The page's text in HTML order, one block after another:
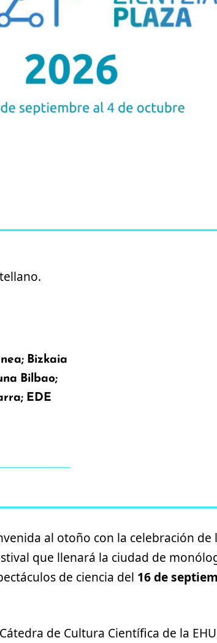
Bizkaia
Bilbao;
EDE
al otoño con la celebración de
que llenará la ciudad de
de ciencia del 16 de
de Cultura Científica de la